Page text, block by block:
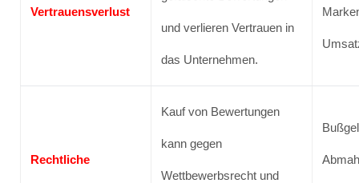
Vertrauensverlust
und verlieren Vertrauen in
das Unternehmen.
Rechtliche
Kauf von Bewertungen
kann gegen
Wettbewerbsrecht und